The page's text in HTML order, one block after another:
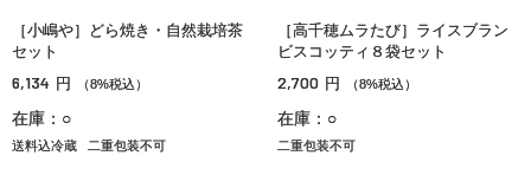
［小嶋や］どら焼き・自然栽培茶
セット
6,134 円 （8%税込）
在庫：○
送料込冷蔵 二重包装不可
［高千穂ムラたび］ライスブラン
ビスコッティ８袋セット
2,700 円 （8%税込）
在庫：○
二重包装不可